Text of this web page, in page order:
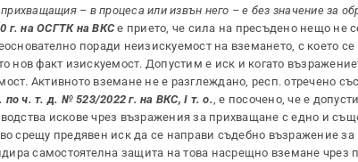
– в процеса или извън него – е без значение за
г. на ОСГТК на ВКСе прието, че сила на пресъдено нещо не
поради неизискуемост на вземането, с което
нов факт изискуемост. Допустим е иск и когато
Активното вземане не е разглеждано, респ. отречено
по ч. т. д. № 523/2022 г. на ВКС, I т. о. , е посочено, че е
искове чрез възражения за прихващане с едно и
срещу предявен иск да се направи съдебно възражение
самостоятелна защита на това насрещно вземане